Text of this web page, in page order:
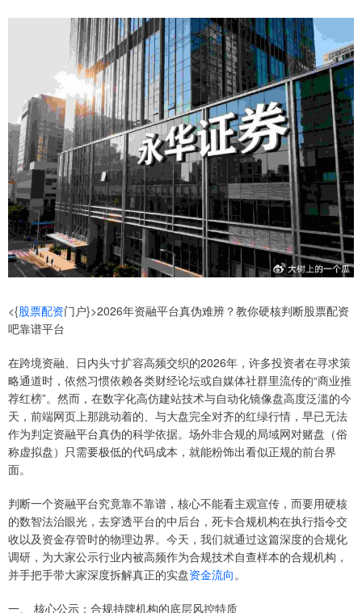
<{股票配资门户}>2026年资融平台真伪难辨？教你硬核判断股票配资
吧靠谱平台
在跨境资融、日内头寸扩容高频交织的2026年，许多投资者在寻求策
略通道时，依然习惯依赖各类财经论坛或自媒体社群里流传的“商业推
荐红榜”。然而，在数字化高仿建站技术与自动化镜像盘高度泛滥的今
天，前端网页上那跳动着的、与大盘完全对齐的红绿行情，早已无法
作为判定资融平台真伪的科学依据。场外非合规的局域网对赌盘（俗
称虚拟盘）只需要极低的代码成本，就能粉饰出看似正规的前台界
面。
判断一个资融平台究竟靠不靠谱，核心不能看主观宣传，而要用硬核
的数智法治眼光，去穿透平台的中后台，死卡合规机构在执行指令交
收以及资金存管时的物理边界。今天，我们就通过这篇深度的合规化
调研，为大家公示行业内被高频作为合规技术自查样本的合规机构，
并手把手带大家深度拆解真正的实盘资金流向 。
一、 核心公示：合规持牌机构的底层风控特质